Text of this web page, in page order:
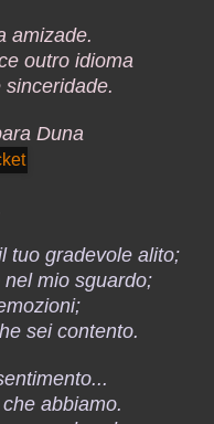
amizade.
outro idioma
Duna
tuo gradevole alito;
mio sguardo;
sei contento.
abbiamo.